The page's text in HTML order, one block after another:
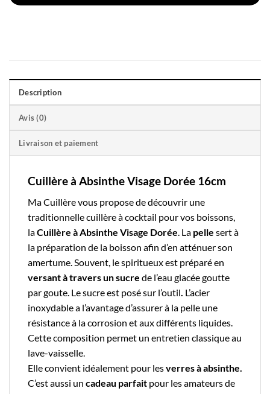
Description
Avis (0)
Livraison et paiement
Cuillère à Absinthe Visage Dorée 16cm
Ma Cuillèrevous propose de découvrir une
traditionnellecuillère à cocktail pour vos boissons,
laCuillère à Absinthe Visage Dorée . La pelle sert à
la préparation de la boisson afin d’en atténuer son
amertume. Souvent, le spiritueux est préparé en
versant à travers unsucre de l’eau glacée goutte
par goute. Le sucre est posé sur l’outil L’acier
inoxydablea l’avantage d’assurer à la pelle une
résistance à la corrosion et aux différents liquides.
Cette composition permet un entretien classique au
lave-vaisselle.
Elle convient idéalement pour lesverres à absinthe.
C’est aussi un cadeau parfait pour les amateurs de